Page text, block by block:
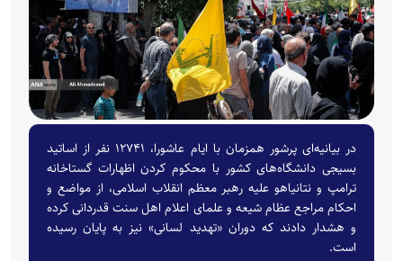
در بیانیه‌ای پرشور همزمان با ایام عاشورا، ۱۲۷۴۱ نفر از اساتید
بسیجی دانشگاه‌های کشور با محکوم کردن اظهارات گستاخانه
ترامپ و نتانیاهو علیه رهبر معظم انقلاب اسلامی، از مواضع و
احکام مراجع عظام شیعه و علمای اعلام اهل سنت قدردانی کرده
و هشدار دادند که دوران «تهدید لسانی» نیز به پایان رسیده
است.